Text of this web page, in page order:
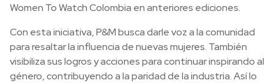
Women To Watch Colombia en anteriores ediciones.
Con esta iniciativa, P&M busca darle voz a la comunidad
para resaltar la influencia de nuevas mujeres. También
visibiliza sus logros y acciones para continuar inspirando al
género, contribuyendo a la paridad de la industria. Así lo